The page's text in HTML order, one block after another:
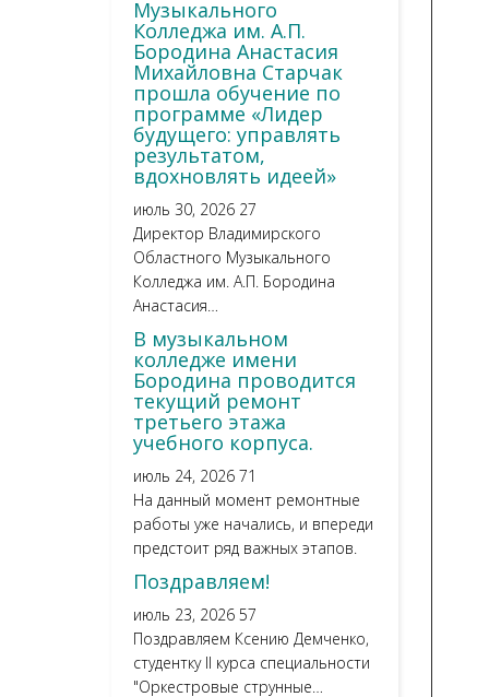
Музыкального
Колледжа им. А.П.
Бородина Анастасия
Михайловна Старчак
прошла обучение по
программе «Лидер
будущего: управлять
результатом,
вдохновлять идеей»
июль 30, 2026 27
Директор Владимирского
Областного Музыкального
Колледжа им. А.П. Бородина
Анастасия…
В музыкальном
колледже имени
Бородина проводится
текущий ремонт
третьего этажа
учебного корпуса.
июль 24, 2026 71
На данный момент ремонтные
работы уже начались, и впереди
предстоит ряд важных этапов.
Поздравляем!
июль 23, 2026 57
Поздравляем Ксению Демченко,
студентку II курса специальности
"Оркестровые струнные…